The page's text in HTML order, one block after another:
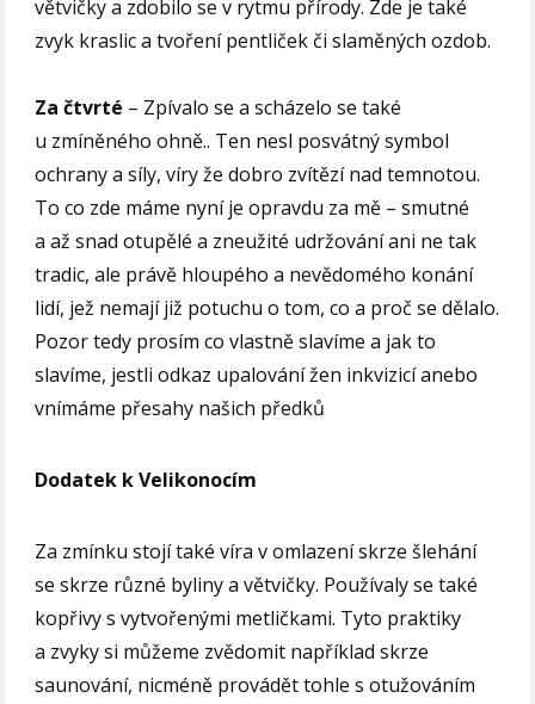
větvičky a zdobilo se v rytmu přírody. Zde je také
zvyk kraslic a tvoření pentliček či slaměných ozdob.
Za čtvrté – Zpívalo se a scházelo se také
u zmíněného ohně.. Ten nesl posvátný symbol
ochrany a síly, víry že dobro zvítězí nad temnotou.
To co zde máme nyní je opravdu za mě – smutné
a až snad otupělé a zneužité udržování ani ne tak
tradic, ale právě hloupého a nevědomého konání
lidí, jež nemají již potuchu o tom, co a proč se dělalo.
Pozor tedy prosím co vlastně slavíme a jak to
slavíme, jestli odkaz upalování žen inkvizicí anebo
vnímáme přesahy našich předků
Dodatek k Velikonocím
Za zmínku stojí také víra v omlazení skrze šlehání
se skrze různé byliny a větvičky. Používaly se také
kopřivy s vytvořenými metličkami. Tyto praktiky
a zvyky si můžeme zvědomit například skrze
saunování, nicméně provádět tohle s otužováním